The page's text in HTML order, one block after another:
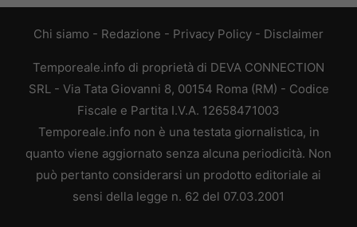
Chi siamo - Redazione - Privacy Policy - Disclaimer
Temporeale.info di proprietà di DEVA CONNECTION
SRL - Via Tata Giovanni 8, 00154 Roma (RM) - Codice
Fiscale e Partita I.V.A. 12658471003
Temporeale.info non è una testata giornalistica, in
quanto viene aggiornato senza alcuna periodicità. Non
può pertanto considerarsi un prodotto editoriale ai
sensi della legge n. 62 del 07.03.2001